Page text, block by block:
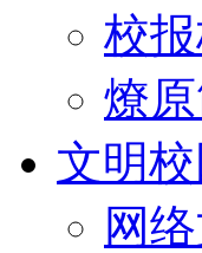
校报
燎
文明校
网